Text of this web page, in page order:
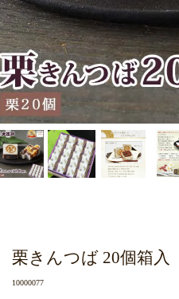
栗きんつば 20個箱入
10000077